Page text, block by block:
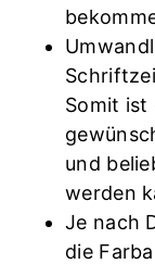
Somit ist
und
werden
Je nach
die